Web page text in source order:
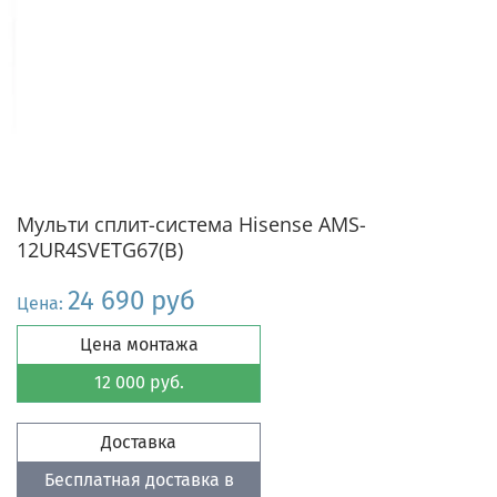
Мульти сплит-система Hisense AMS-
12UR4SVETG67(B)
Цена: 24 690 руб
Цена монтажа
12 000 руб.
Доставка
Бесплатная доставка в